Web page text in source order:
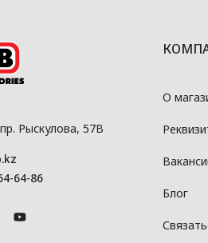
Рыскулова, 57В
64-86
О
Блог